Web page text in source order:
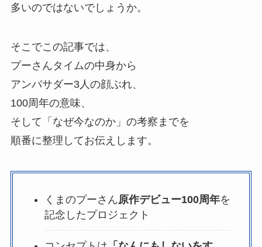
多いのではないでしょうか。
そこでこの記事では、
プーさんタイムの中身から
アンバサダー3人の顔ぶれ、
100周年の意味、
そして「なぜ今なのか」の考察までを
順番に整理してお伝えします。
くまのプーさん原作デビュー100周年を
記念したプロジェクト